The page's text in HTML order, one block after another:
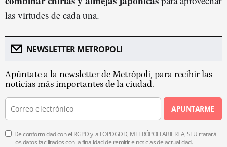
las virtudes de cada una.
NEWSLETTER METROPOLI
Apúntate a la newsletter de Metrópoli, para recibir las
noticias más importantes de la ciudad.
APUNTARME
De conformidad con el RGPD y la LOPDGDD, METRÓPOLI ABIERTA, SLU tratará
los datos facilitados con la finalidad de remitirle noticias de actualidad.